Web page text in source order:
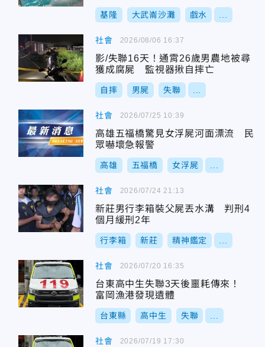
基隆 大武崙沙灘 戲水
社會
影/失聯16天！通霄26歲男農地被尋
獲成腐屍 監視器揪自摔亡
自摔 男屍 失聯
2026/08/06 16:37
社會
高雄五福橋驚見女浮屍河面漂流 民
眾嚇壞急報警
高雄 五福橋 女浮屍
2026/07/25 10:39
社會
新莊男行李箱裝父屍丟水溝 判刑4
個月緩刑2年
行李箱 新莊 精神鑑定
2026/07/24 21:13
社會
台東高中生失聯3天後噩耗傳來！
富岡漁港發現遺體
台東縣 高中生 失聯
2026/07/20 16:35
社會 2026/07/19 17:30